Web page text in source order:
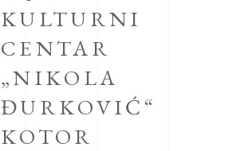
KULTURNI
CENTAR
„NIKOLA
ĐURKOVIĆ“
KOTOR